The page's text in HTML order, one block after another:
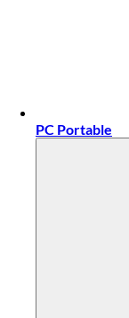
PC Portable